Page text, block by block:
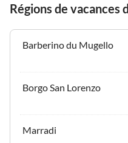
Régions de vacances
Barberino du Mugello
Borgo San Lorenzo
Marradi